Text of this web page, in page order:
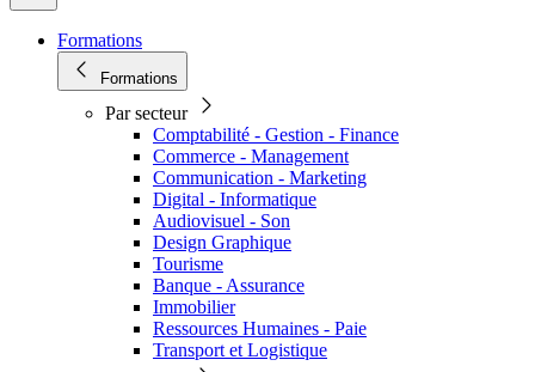
Formations
Formations
Par secteur
Comptabilité - Gestion - Finance
Commerce - Management
Communication - Marketing
Digital - Informatique
Audiovisuel - Son
Design Graphique
Tourisme
Banque - Assurance
Immobilier
Ressources Humaines - Paie
Transport et Logistique